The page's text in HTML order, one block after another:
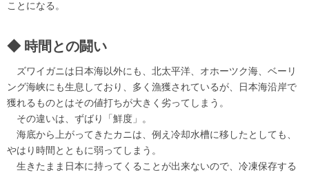
ことになる。
時間との闘い
ズワイガニは日本海以外にも、北太平洋、オホーツク海、ベーリ
ング海峡にも生息しており、多く漁獲されているが、日本海沿岸で
獲れるものとはその値打ちが大きく劣ってしまう。
その違いは、ずばり「鮮度」。
海底から上がってきたカニは、例え冷却水槽に移したとしても、
やはり時間とともに弱ってしまう。
生きたまま日本に持ってくることが出来ないので、冷凍保存する